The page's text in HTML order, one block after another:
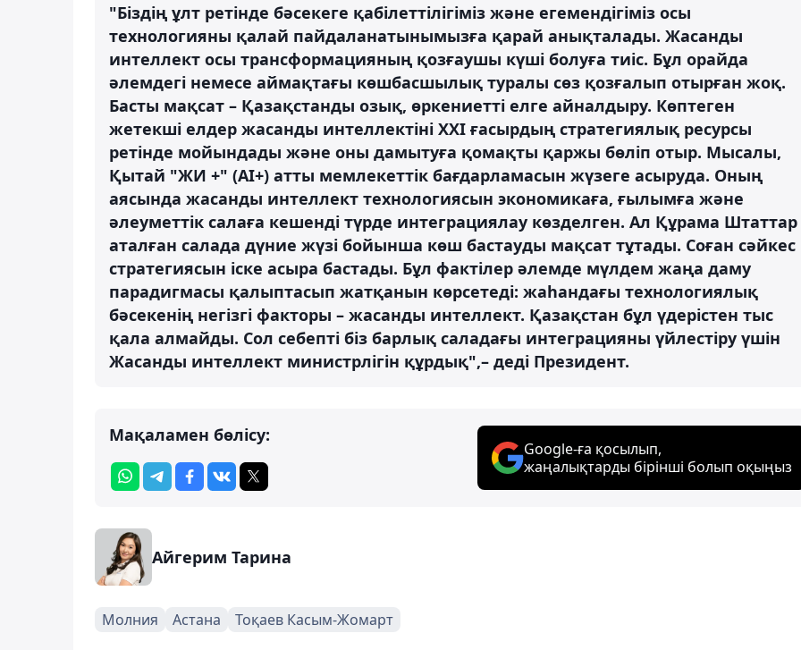
"Біздің ұлт ретінде бәсекеге қабілеттілігіміз және егемендігіміз осы
технологияны қалай пайдаланатынымызға қарай анықталады. Жасанды
интеллект осы трансформацияның қозғаушы күші болуға тиіс. Бұл орайда
әлемдегі немесе аймақтағы көшбасшылық туралы сөз қозғалып отырған жоқ.
Басты мақсат – Қазақстанды озық, өркениетті елге айналдыру. Көптеген
жетекші елдер жасанды интеллектіні XXI ғасырдың стратегиялық ресурсы
ретінде мойындады және оны дамытуға қомақты қаржы бөліп отыр. Мысалы,
Қытай "ЖИ +" (AI+) атты мемлекеттік бағдарламасын жүзеге асыруда. Оның
аясында жасанды интеллект технологиясын экономикаға, ғылымға және
әлеуметтік салаға кешенді түрде интеграциялау көзделген. Ал Құрама Штаттар
аталған салада дүние жүзі бойынша көш бастауды мақсат тұтады. Соған сәйкес
стратегиясын іске асыра бастады. Бұл фактілер әлемде мүлдем жаңа даму
парадигмасы қалыптасып жатқанын көрсетеді: жаһандағы технологиялық
бәсекенің негізгі факторы – жасанды интеллект. Қазақстан бұл үдерістен тыс
қала алмайды. Сол себепті біз барлық саладағы интеграцияны үйлестіру үшін
Жасанды интеллект министрлігін құрдық",– деді Президент.
Мақаламен бөлісу:
Google-ға қосылып,
жаңалықтарды бірінші болып оқыңыз
Айгерим Тарина
Молния Астана Тоқаев Касым-Жомарт